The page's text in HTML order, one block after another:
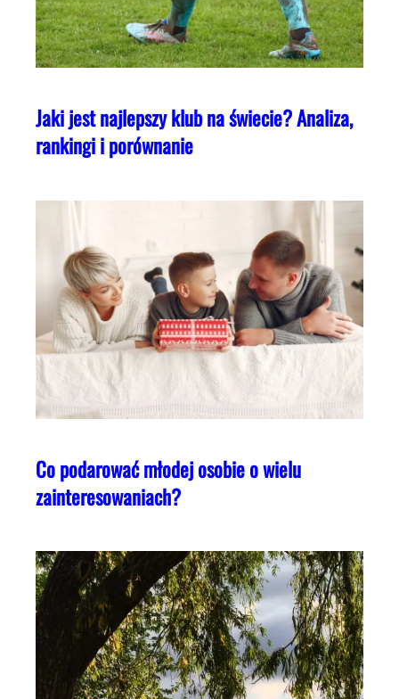
Jaki jest najlepszy klub na świecie? Analiza,
rankingi i porównanie
Co podarować młodej osobie o wielu
zainteresowaniach?